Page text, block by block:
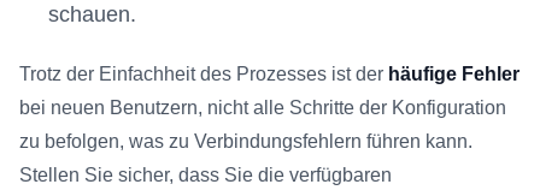
schauen.
Trotz der Einfachheit des Prozesses ist der häufige Fehler
bei neuen Benutzern, nicht alle Schritte der Konfiguration
zu befolgen, was zu Verbindungsfehlern führen kann.
Stellen Sie sicher, dass Sie die verfügbaren